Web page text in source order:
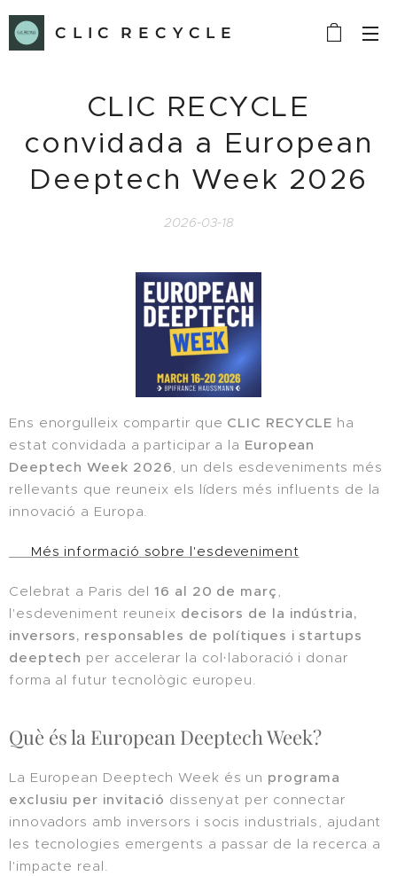
C L I C R E C Y C L E
CLIC RECYCLE
convidada a European
Deeptech Week 2026
2026-03-18
Ens enorgulleix compartir que CLIC RECYCLE ha
estat convidada a participar a la European
Deeptech Week 2026, un dels esdeveniments més
rellevants que reuneix els líders més influents de la
innovació a Europa.
👉 Més informació sobre l'esdeveniment
Celebrat a Paris del 16 al 20 de març,
l'esdeveniment reuneix decisors de la indústria,
inversors, responsables de polítiques i startups
deeptech per accelerar la col·laboració i donar
forma al futur tecnològic europeu.
Què és la European Deeptech Week?
La European Deeptech Week és un programa
exclusiu per invitació dissenyat per connectar
innovadors amb inversors i socis industrials, ajudant
les tecnologies emergents a passar de la recerca a
l'impacte real.